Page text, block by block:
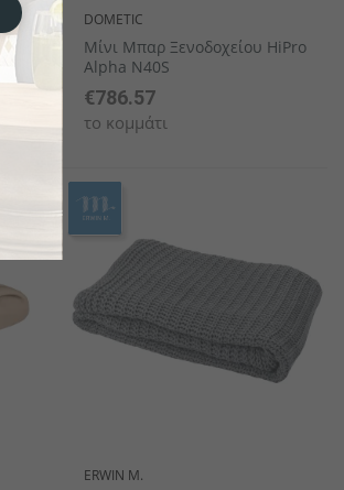
DOMETIC
Μίνι Μπαρ Ξενοδοχείου HiPro
Alpha N40S
€786.57
το κομμάτι
ERWIN M.